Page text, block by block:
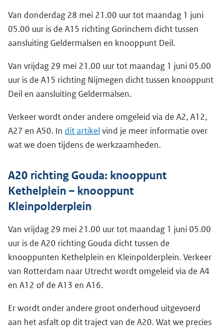
Van donderdag 28 mei 21.00 uur tot maandag 1 juni
05.00 uur is de A15 richting Gorinchem dicht tussen
aansluiting Geldermalsen en knooppunt Deil.
Van vrijdag 29 mei 21.00 uur tot maandag 1 juni 05.00
uur is de A15 richting Nijmegen dicht tussen knooppunt
Deil en aansluiting Geldermalsen.
Verkeer wordt onder andere omgeleid via de A2, A12,
A27 en A50. In dit artikel vind je meer informatie over
wat we doen tijdens de werkzaamheden.
A20 richting Gouda: knooppunt
Kethelplein – knooppunt
Kleinpolderplein
Van vrijdag 29 mei 21.00 uur tot maandag 1 juni 05.00
uur is de A20 richting Gouda dicht tussen de
knooppunten Kethelplein en Kleinpolderplein. Verkeer
van Rotterdam naar Utrecht wordt omgeleid via de A4
en A12 of de A13 en A16.
Er wordt onder andere groot onderhoud uitgevoerd
aan het asfalt op dit traject van de A20. Wat we precies